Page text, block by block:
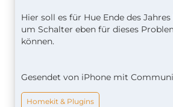
Hier soll es für Hue Ende des
um Schalter eben für dieses
können.
Gesendet von iPhone mit
Homekit & Plugins